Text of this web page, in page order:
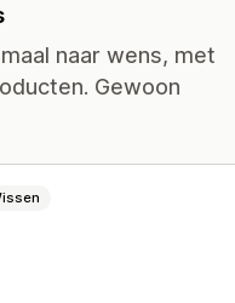
naar wens, met
Gewoon